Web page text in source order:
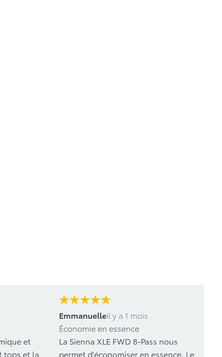
et
tops et la
EmmanuelleIl y a 1 mois
Économie en essence
La Sienna XLE FWD 8-Pass nous
permet d'économiser en essence. Le